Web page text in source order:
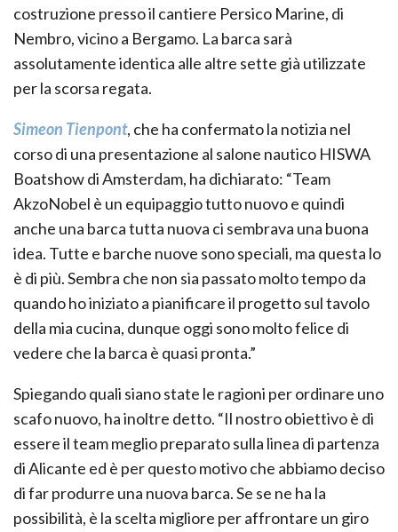
costruzione presso il cantiere Persico Marine, di
Nembro, vicino a Bergamo. La barca sarà
assolutamente identica alle altre sette già utilizzate
per la scorsa regata.
Simeon Tienpont, che ha confermato la notizia nel
corso di una presentazione al salone nautico HISWA
Boatshow di Amsterdam, ha dichiarato: “Team
AkzoNobel è un equipaggio tutto nuovo e quindi
anche una barca tutta nuova ci sembrava una buona
idea. Tutte e barche nuove sono speciali, ma questa lo
è di più. Sembra che non sia passato molto tempo da
quando ho iniziato a pianificare il progetto sul tavolo
della mia cucina, dunque oggi sono molto felice di
vedere che la barca è quasi pronta.”
Spiegando quali siano state le ragioni per ordinare uno
scafo nuovo, ha inoltre detto. “Il nostro obiettivo è di
essere il team meglio preparato sulla linea di partenza
di Alicante ed è per questo motivo che abbiamo deciso
di far produrre una nuova barca. Se se ne ha la
possibilità, è la scelta migliore per affrontare un giro